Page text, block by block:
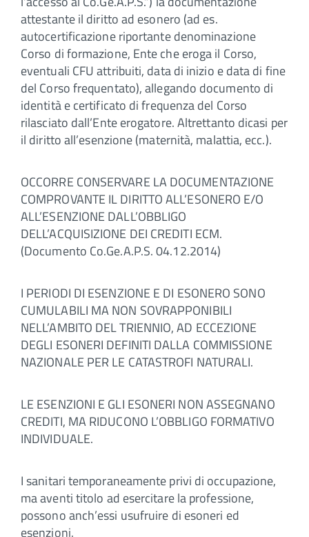
attestante il diritto ad esonero (ad es.
autocertificazione riportante denominazione
Corso di formazione, Ente che eroga il Corso,
eventuali CFU attribuiti, data di inizio e data di fine
del Corso frequentato), allegando documento di
identità e certificato di frequenza del Corso
rilasciato dall’Ente erogatore. Altrettanto dicasi per
il diritto all’esenzione (maternità, malattia, ecc.).
OCCORRE CONSERVARE LA DOCUMENTAZIONE
COMPROVANTE IL DIRITTO ALL’ESONERO E/O
ALL’ESENZIONE DALL’OBBLIGO
DELL’ACQUISIZIONE DEI CREDITI ECM.
(Documento Co.Ge.A.P.S. 04.12.2014)
I PERIODI DI ESENZIONE E DI ESONERO SONO
CUMULABILI MA NON SOVRAPPONIBILI
NELL’AMBITO DEL TRIENNIO, AD ECCEZIONE
DEGLI ESONERI DEFINITI DALLA COMMISSIONE
NAZIONALE PER LE CATASTROFI NATURALI.
LE ESENZIONI E GLI ESONERI NON ASSEGNANO
CREDITI, MA RIDUCONO L’OBBLIGO FORMATIVO
INDIVIDUALE.
I sanitari temporaneamente privi di occupazione,
ma aventi titolo ad esercitare la professione,
possono anch’essi usufruire di esoneri ed
esenzioni.